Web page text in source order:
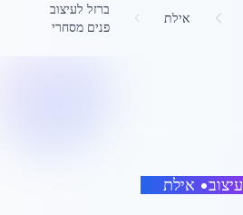
אילת
ברזל לעיצוב
פנים מסחרי
עיצוב• אילת